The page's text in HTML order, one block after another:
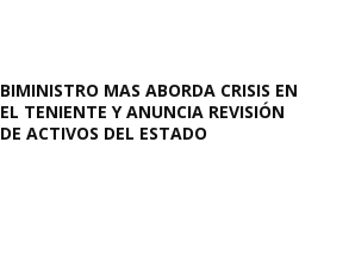
BIMINISTRO MAS ABORDA CRISIS EN
EL TENIENTE Y ANUNCIA REVISIÓN
DE ACTIVOS DEL ESTADO